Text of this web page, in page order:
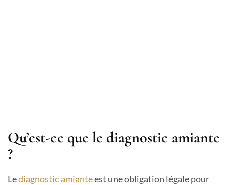
Qu’est-ce que le diagnostic amiante
?
Lediagnostic amianteest une obligation légale pour